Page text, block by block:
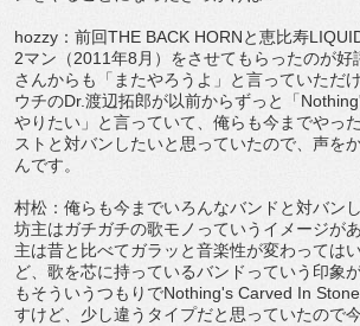
hozzy：前回THE BACK HORNと恵比寿
2マン（2011年8月）をさせてもらったのが好
さんからも「またやろうよ」と言っていただ
ウチのDr.渡辺拓郎が以前からずっと「
やりたい」と言っていて、俺らも今までやっ
ストと対バンしたいと思っていたので、声を
んです。
村松：俺らも今までいろんなバンドと対バン
坊主はガチガチの歌モノっていうイメージが
主は昔と比べてガラッと音楽性が変わっては
ど、歌を芯に持っているバンドっていう印象
もそういうつもりでNothing's Carved In
すけど、少し違うタイプだと思っていたので